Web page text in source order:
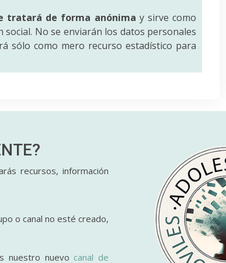
tratará de forma anónima y sirve como
No se enviarán los datos personales
sólo como mero recurso estadístico para
recursos, información
o canal no esté creado,
nuestro nuevo canal de